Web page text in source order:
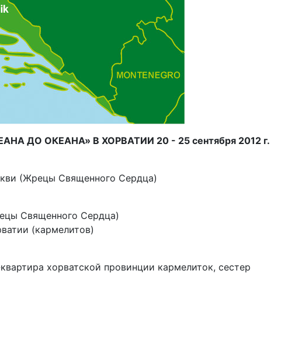
ДО ОКЕАНА» В ХОРВАТИИ 20 - 25 сентября 2012 г.
(Жрецы Священного Сердца)
Священного Сердца)
(кармелитов)
хорватской провинции кармелиток, сестер